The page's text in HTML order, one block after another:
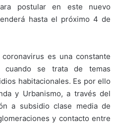
postular en este nuevo
hasta el próximo 4 de
es una constante
cuando se trata de temas
habitacionales. Es por ello
y Urbanismo, a través del
a subsidio clase media de
y contacto entre